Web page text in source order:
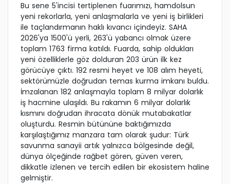
Bu sene 5'incisi tertiplenen fuarımızı, hamdolsun
yeni rekorlarla, yeni anlaşmalarla ve yeni iş birlikleri
ile taçlandırmanın haklı kıvancı içindeyiz. SAHA
2026'ya 1500'ü yerli, 263'ü yabancı olmak üzere
toplam 1763 firma katıldı. Fuarda, sahip oldukları
yeni özelliklerle göz dolduran 203 ürün ilk kez
görücüye çıktı. 192 resmi heyet ve 108 alım heyeti,
sektörümüzle doğrudan temas kurma imkanı buldu.
İmzalanan 182 anlaşmayla toplam 8 milyar dolarlık
iş hacmine ulaşıldı. Bu rakamın 6 milyar dolarlık
kısmını doğrudan ihracata dönük mutabakatlar
oluşturdu. Resmin bütününe baktığımızda
karşılaştığımız manzara tam olarak şudur: Türk
savunma sanayii artık yalnızca bölgesinde değil,
dünya ölçeğinde rağbet gören, güven veren,
dikkatle izlenen ve tercih edilen bir ekosistem haline
gelmiştir.